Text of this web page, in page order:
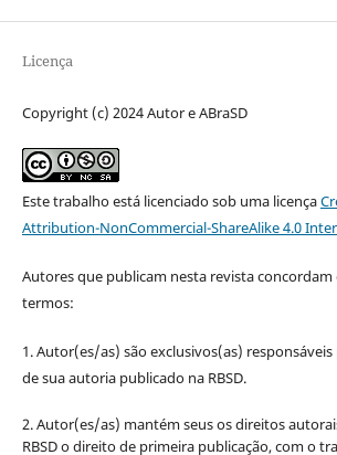
Licença
Copyright (c) 2024 Autor e ABraSD
Este trabalho está licenciado sob uma licença
Attribution-NonCommercial-ShareAlike 4.0
Autores que publicam nesta revista
termos:
1. Autor(es/as) são exclusivos(as)
de sua autoria publicado na RBSD.
2. Autor(es/as) mantém seus os direitos
RBSD o direito de primeira publicação, com o